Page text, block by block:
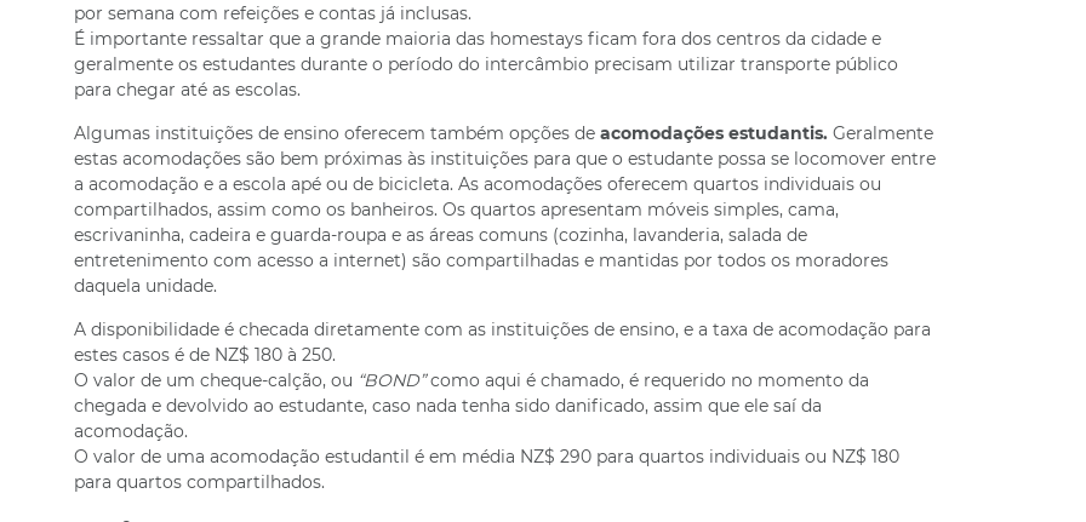
por semana com refeições e contas já inclusas.
É importante ressaltar que a grande maioria das homestays ficam fora dos centros da cidade e
geralmente os estudantes durante o período do intercâmbio precisam utilizar transporte público
para chegar até as escolas.
Algumas instituições de ensino oferecem também opções de acomodações estudantis. Geralmente
estas acomodações são bem próximas às instituições para que o estudante possa se locomover entre
a acomodação e a escola apé ou de bicicleta. As acomodações oferecem quartos individuais ou
compartilhados, assim como os banheiros. Os quartos apresentam móveis simples, cama,
escrivaninha, cadeira e guarda-roupa e as áreas comuns (cozinha, lavanderia, salada de
entretenimento com acesso a internet) são compartilhadas e mantidas por todos os moradores
daquela unidade.
A disponibilidade é checada diretamente com as instituições de ensino, e a taxa de acomodação para
estes casos é de NZ$ 180 à 250.
O valor de um cheque-calção, ou “BOND”como aqui é chamado, é requerido no momento da
chegada e devolvido ao estudante, caso nada tenha sido danificado, assim que ele saí da
acomodação.
O valor de uma acomodação estudantil é em média NZ$ 290 para quartos individuais ou NZ$ 180
para quartos compartilhados.